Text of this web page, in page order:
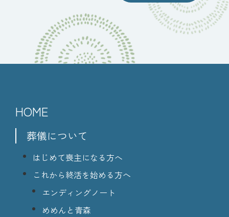
HOME
葬儀について
はじめて喪主になる方へ
これから終活を始める方へ
エンディングノート
めめんと青森